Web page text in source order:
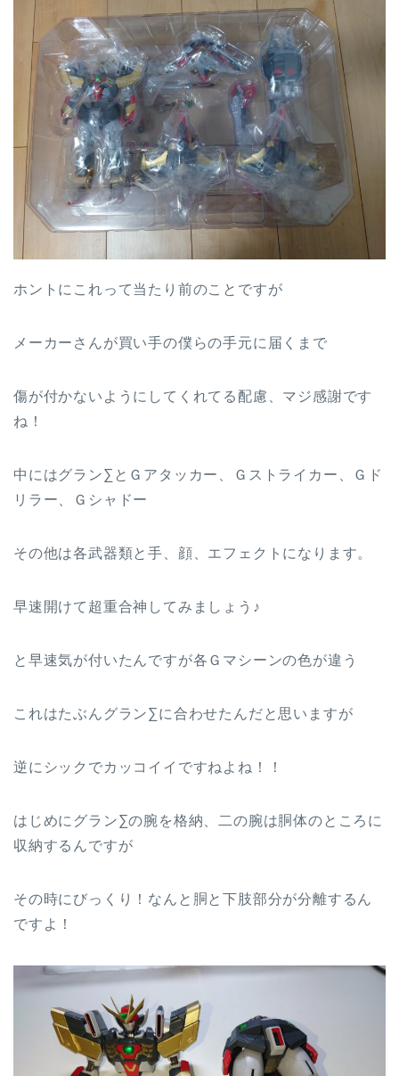
ホントにこれって当たり前のことですが
メーカーさんが買い手の僕らの手元に届くまで
傷が付かないようにしてくれてる配慮、マジ感謝です
ね！
中にはグラン∑とＧアタッカー、Ｇストライカー、Ｇド
リラー、Ｇシャドー
その他は各武器類と手、顔、エフェクトになります。
早速開けて超重合神してみましょう♪
と早速気が付いたんですが各Ｇマシーンの色が違う
これはたぶんグラン∑に合わせたんだと思いますが
逆にシックでカッコイイですねよね！！
はじめにグラン∑の腕を格納、二の腕は胴体のところに
収納するんですが
その時にびっくり！なんと胴と下肢部分が分離するん
ですよ！